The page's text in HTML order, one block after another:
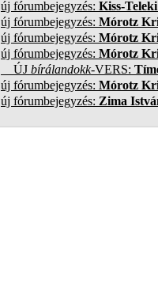
új fórumbejegyzés: Kiss-
új fórumbejegyzés: Mórotz
új fórumbejegyzés: Mórotz
új fórumbejegyzés: Mórotz
ÚJ bírálandokk-VERS:
új fórumbejegyzés: Mórotz
új fórumbejegyzés: Zima